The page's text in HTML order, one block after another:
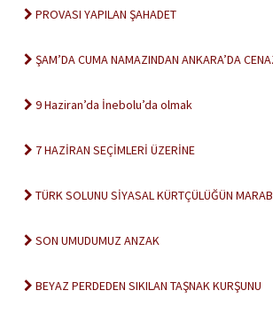
PROVASI YAPILAN ŞAHADET
ŞAM’DA CUMA NAMAZINDAN ANKARA’DA
9 Haziran’da İnebolu’da olmak
7 HAZİRAN SEÇİMLERİ ÜZERİNE
TÜRK SOLUNU SİYASAL KÜRTÇÜLÜĞÜN
SON UMUDUMUZ ANZAK
BEYAZ PERDEDEN SIKILAN TAŞNAK KURŞUNU